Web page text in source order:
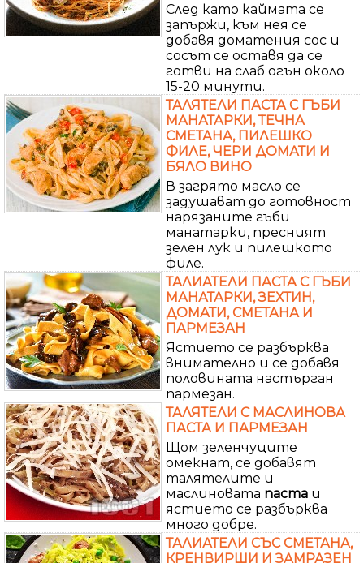
След като каймата се
запържи, към нея се
добавя доматения сос и
сосът се оставя да се
готви на слаб огън около
15-20 минути.
ТАЛЯТЕЛИ ПАСТА С ГЪБИ
МАНАТАРКИ, ТЕЧНА
СМЕТАНА, ПИЛЕШКО
ФИЛЕ, ЧЕРИ ДОМАТИ И
БЯЛО ВИНО
В загрято масло се
задушават до готовност
нарязаните гъби
манатарки, пресният
зелен лук и пилешкото
филе.
ТАЛИАТЕЛИ ПАСТА С ГЪБИ
МАНАТАРКИ, ЗЕХТИН,
ДОМАТИ, СМЕТАНА И
ПАРМЕЗАН
Ястието се разбърква
внимателно и се добавя
половината настърган
пармезан.
ТАЛЯТЕЛИ С МАСЛИНОВА
ПАСТА И ПАРМЕЗАН
Щом зеленчуците
омекнат, се добавят
талятелите и
маслиновата паста и
ястието се разбърква
много добре.
ТАЛИАТЕЛИ СЪС СМЕТАНА,
КРЕНВИРШИ И ЗАМРАЗЕН